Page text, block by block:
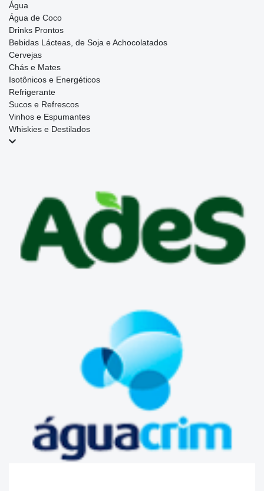
Água
Água de Coco
Drinks Prontos
Bebidas Lácteas, de Soja e Achocolatados
Cervejas
Chás e Mates
Isotônicos e Energéticos
Refrigerante
Sucos e Refrescos
Vinhos e Espumantes
Whiskies e Destilados